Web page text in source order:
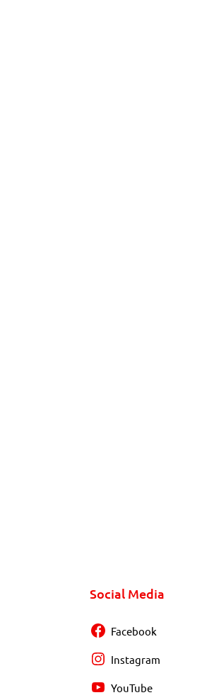
Social Media
Facebook
Instagram
YouTube